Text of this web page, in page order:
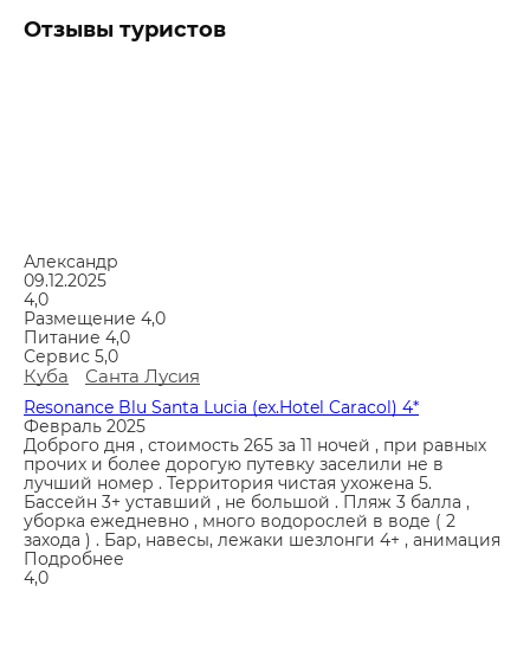
Отзывы туристов
Александр
09.12.2025
4,0
Размещение 4,0
Питание 4,0
Сервис 5,0
Куба Санта Лусия
Resonance Blu Santa Lucia (ex.Hotel Caracol) 4*
Февраль 2025
Доброго дня , стоимость 265 за 11 ночей , при равных
прочих и более дорогую путевку заселили не в
лучший номер . Территория чистая ухожена 5.
Бассейн 3+ уставший , не большой . Пляж 3 балла ,
уборка ежедневно , много водорослей в воде ( 2
захода ) . Бар, навесы, лежаки шезлонги 4+ , анимация
Подробнее
4,0